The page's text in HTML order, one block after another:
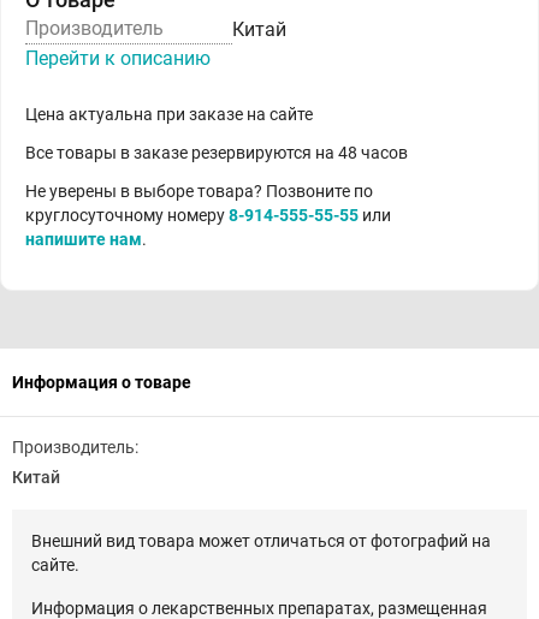
Производитель
Китай
Перейти к описанию
Цена актуальна при заказе на сайте
Все товары в заказе резервируются на 48 часов
Не уверены в выборе товара? Позвоните по
круглосуточному номеру8-914-555-55-55 или
напишите нам.
Информация о товаре
Производитель:
Китай
Внешний вид товара может отличаться от фотографий на
сайте.
Информация о лекарственных препаратах, размещенная